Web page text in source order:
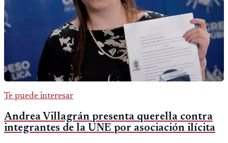
Te puede interesar
Andrea Villagrán presenta querella contra
integrantes de la UNE por asociación ilícita